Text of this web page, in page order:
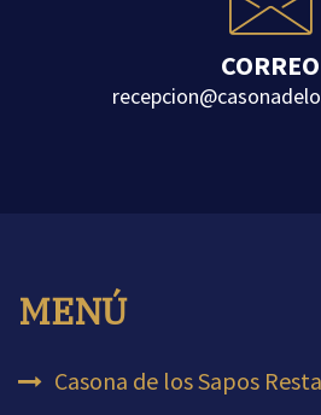
CORREO
recepcion
MENÚ
Casona de los Sapos